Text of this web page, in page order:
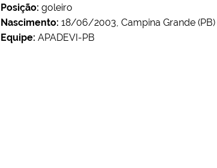
Posição: goleiro
Nascimento: 18/06/2003, Campina Grande (PB)
Equipe: APADEVI-PB